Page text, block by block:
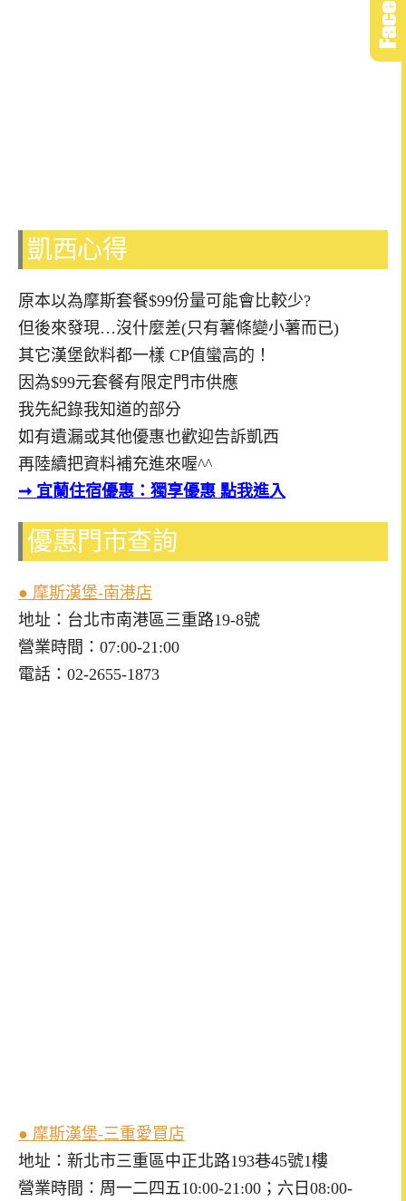
凱西心得
原本以為摩斯套餐$99份量可能會比較少?
但後來發現…沒什麼差(只有薯條變小薯而已)
其它漢堡飲料都一樣 CP值蠻高的！
因為$99元套餐有限定門市供應
我先紀錄我知道的部分
如有遺漏或其他優惠也歡迎告訴凱西
再陸續把資料補充進來喔^^
➞ 宜蘭住宿優惠：獨享優惠 點我進入
優惠門市查詢
● 摩斯漢堡-南港店
地址：台北市南港區三重路19-8號
營業時間：07:00-21:00
電話：02-2655-1873
● 摩斯漢堡-三重愛買店
地址：新北市三重區中正北路193巷45號1樓
營業時間：周一二四五10:00-21:00；六日08:00-